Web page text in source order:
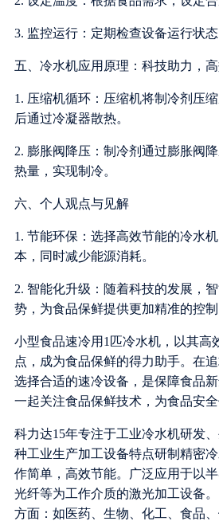
3. 监控运行：定期检查设备运行状态
五、冷水机应用原理：科技助力，
1. 压缩机循环：压缩机将制冷剂压
后通过冷凝器散热。
2. 膨胀阀降压：制冷剂通过膨胀阀
热量，实现制冷。
六、个人观点与见解
1. 节能环保：选择高效节能的冷水
本，同时减少能源消耗。
2. 智能化升级：随着科技的发展，
势，为食品保鲜提供更加精准的控制
小型食品速冷用1匹冷水机，以其高
点，成为食品保鲜的得力助手。在
选择合适的速冷设备，是保障食品
一起关注食品保鲜技术，为食品安全
科力达15年专注于工业冷水机研发
种工业生产加工设备特点研制精密
作简单，高效节能。广泛应用于以半
光纤等为工作介质的激光加工设备
方面：如医药、生物、化工、食品、